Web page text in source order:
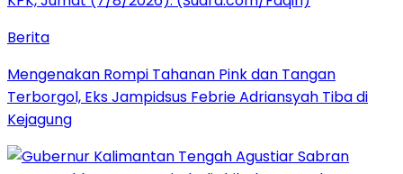
Berita
Mengenakan Rompi Tahanan Pink dan Tangan
Terborgol, Eks Jampidsus Febrie Adriansyah Tiba di
Kejagung